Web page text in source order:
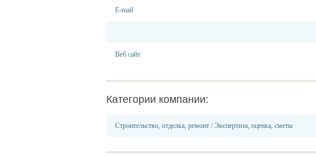
E-mail
Веб сайт
Категории компании:
Строительство, отделка, ремонт /Экспертиза, оценка, сметы